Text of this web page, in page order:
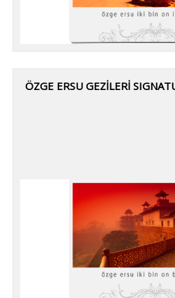
ÖZGE ERSU GEZİLERİ